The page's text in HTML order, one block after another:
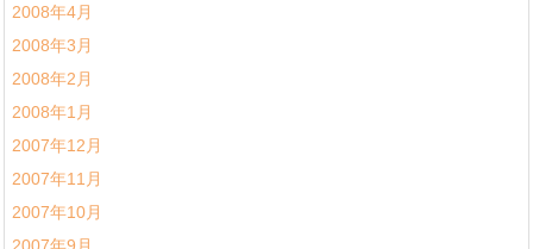
2008年4月
2008年3月
2008年2月
2008年1月
2007年12月
2007年11月
2007年10月
2007年9月